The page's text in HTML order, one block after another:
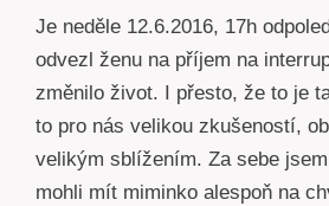
Je neděle 12.6.2016, 17h
odvezl ženu na příjem na
změnilo život. I přesto, že to je
to pro nás velikou zkušeností,
velikým sblížením. Za sebe
mohli mít miminko alespoň na